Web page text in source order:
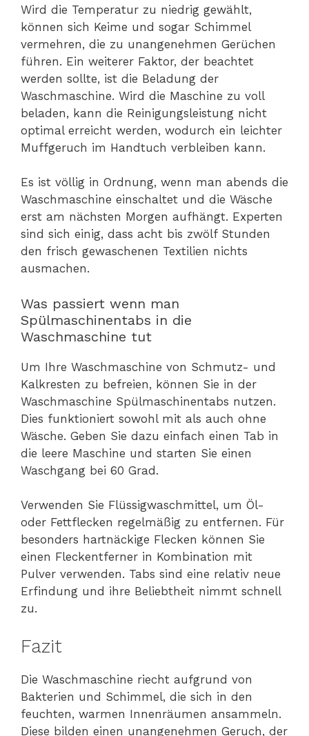
Wird die Temperatur zu niedrig gewählt,
können sich Keime und sogar Schimmel
vermehren, die zu unangenehmen Gerüchen
führen. Ein weiterer Faktor, der beachtet
werden sollte, ist die Beladung der
Waschmaschine. Wird die Maschine zu voll
beladen, kann die Reinigungsleistung nicht
optimal erreicht werden, wodurch ein leichter
Muffgeruch im Handtuch verbleiben kann.
Es ist völlig in Ordnung, wenn man abends die
Waschmaschine einschaltet und die Wäsche
erst am nächsten Morgen aufhängt. Experten
sind sich einig, dass acht bis zwölf Stunden
den frisch gewaschenen Textilien nichts
ausmachen.
Was passiert wenn man
Spülmaschinentabs in die
Waschmaschine tut
Um Ihre Waschmaschine von Schmutz- und
Kalkresten zu befreien, können Sie in der
Waschmaschine Spülmaschinentabs nutzen.
Dies funktioniert sowohl mit als auch ohne
Wäsche. Geben Sie dazu einfach einen Tab in
die leere Maschine und starten Sie einen
Waschgang bei 60 Grad.
Verwenden Sie Flüssigwaschmittel, um Öl-
oder Fettflecken regelmäßig zu entfernen. Für
besonders hartnäckige Flecken können Sie
einen Fleckentferner in Kombination mit
Pulver verwenden. Tabs sind eine relativ neue
Erfindung und ihre Beliebtheit nimmt schnell
zu.
Fazit
Die Waschmaschine riecht aufgrund von
Bakterien und Schimmel, die sich in den
feuchten, warmen Innenräumen ansammeln.
Diese bilden einen unangenehmen Geruch, der